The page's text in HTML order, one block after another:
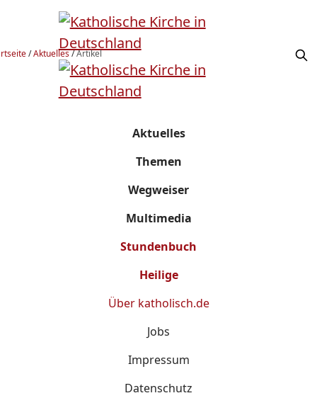
/Aktuelles/Artikel
Aktuelles
Themen
Wegweiser
Multimedia
Stundenbuch
Heilige
Über katholisch.de
Jobs
Impressum
Datenschutz